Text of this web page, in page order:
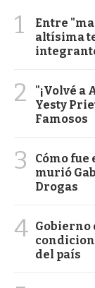
1
Entre
altísima
2
"¡Volvé a
Yesty
Famosos
3
Cómo
murió
Drogas
4 Gobierno
del país